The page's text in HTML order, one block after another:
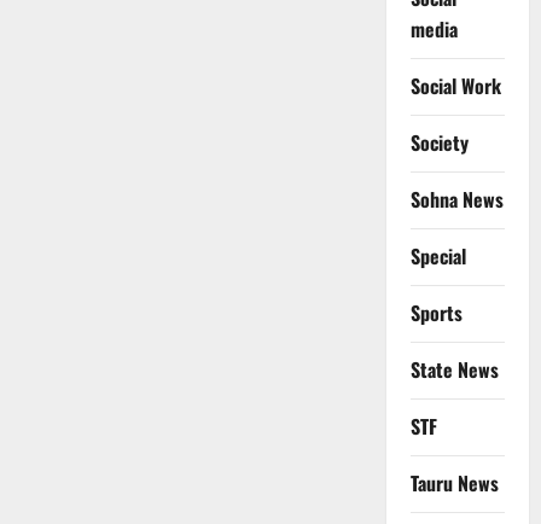
media
Social Work
Society
Sohna News
Special
Sports
State News
STF
Tauru News